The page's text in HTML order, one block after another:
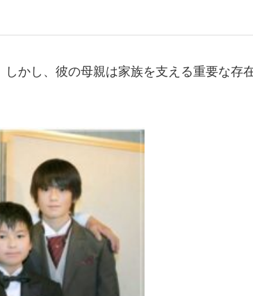
かし、彼の母親は家族を支える重要な存